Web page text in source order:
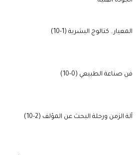
المعيار.. كتالوج البشرية (1-10)
فن صناعة الطبيعي (0-10)
آلة الزمن ورحلة البحث عن المؤلف (2-10)